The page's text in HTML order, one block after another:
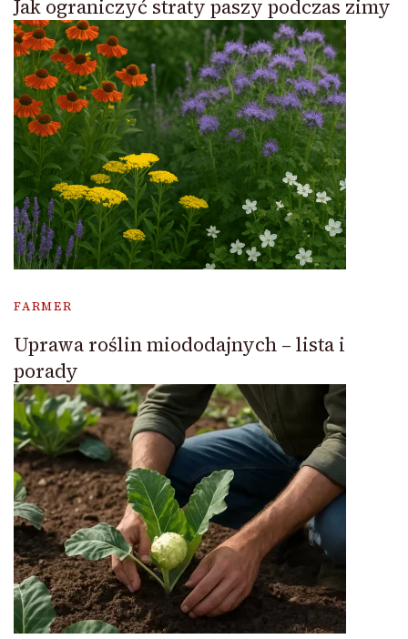
Jak ograniczyć straty paszy podczas zimy
FARMER
Uprawa roślin miododajnych – lista i
porady